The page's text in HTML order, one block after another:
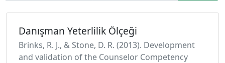
Danışman Yeterlilik Ölçeği
Brinks, R. J., & Stone, D. R. (2013). Development
and validation of the Counselor Competency